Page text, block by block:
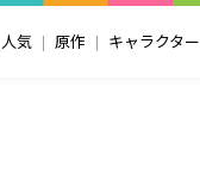
人気 原作 キャラクター